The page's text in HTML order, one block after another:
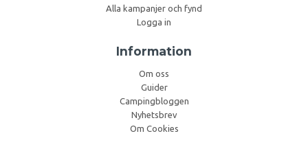
Alla kampanjer och fynd
Logga in
Information
Om oss
Guider
Campingbloggen
Nyhetsbrev
Om Cookies